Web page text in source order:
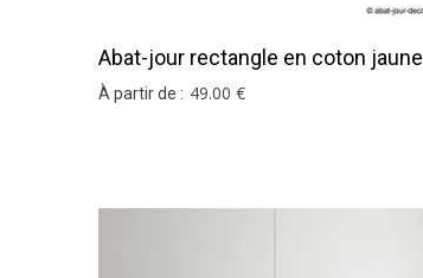
Abat-jour rectangle en coton jaune
pâle
À partir de : 49.00 €